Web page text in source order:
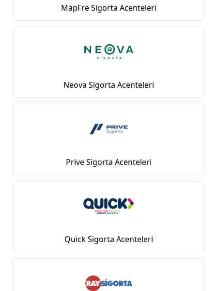
MapFre Sigorta Acenteleri
Neova Sigorta Acenteleri
Prive Sigorta Acenteleri
Quick Sigorta Acenteleri